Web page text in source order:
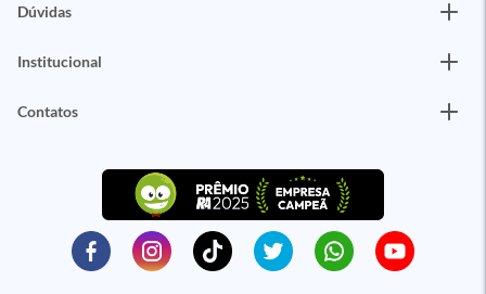
Dúvidas
Institucional
Contatos